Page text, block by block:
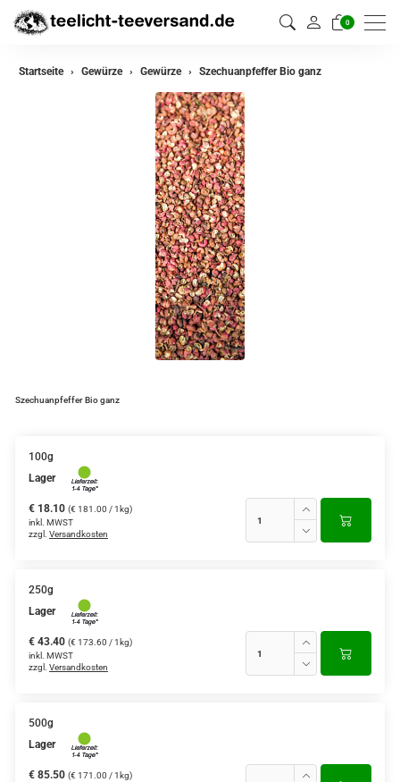
0
zurück
Startseite Gewürze Gewürze Szechuanpfeffer Bio ganz
Szechuanpfeffer Bio ganz
100g
Lager
€ 18.10 (€ 181.00 / 1kg)
inkl. MWST
zzgl. Versandkosten
250g
Lager
€ 43.40 (€ 173.60 / 1kg)
inkl. MWST
zzgl. Versandkosten
500g
Lager
€ 85.50 (€ 171.00 / 1kg)